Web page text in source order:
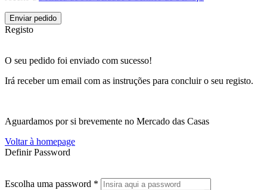
Enviar pedido
Registo
O seu pedido foi enviado com sucesso!
Irá receber um email com as instruções para concluir o seu registo.
Aguardamos por si brevemente no Mercado das Casas
Voltar à homepage
Definir Password
Escolha uma password *